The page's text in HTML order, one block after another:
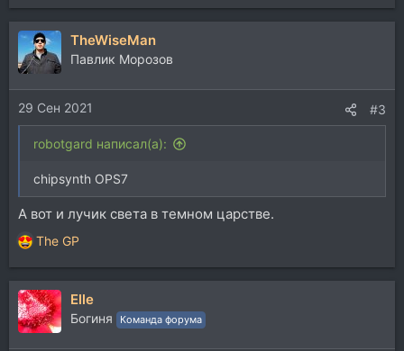
е
а
к
ц
и
и
:
TheWiseMan
Павлик Морозов
29 Сен 2021 #3
robotgard написал(а):
chipsynth OPS7
А вот и лучик света в темном царстве.
Р
е
а
к
ц
и
The GP
Elle
Богиня Команда форума